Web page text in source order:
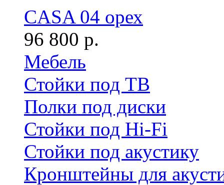
CASA 04 орех
96 800 р.
Мебель
Стойки под ТВ
Полки под диски
Стойки под Hi-Fi
Стойки под акустику
Кронштейны для